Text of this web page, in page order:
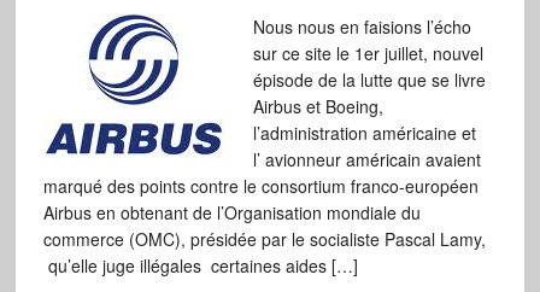
Nous nous en faisions l’écho
sur ce site le 1er juillet, nouvel
épisode de la lutte que se livre
Airbus et Boeing,
l’administration américaine et
l’ avionneur américain avaient
marqué des points contre le consortium franco-européen
Airbus en obtenant de l’Organisation mondiale du
commerce (OMC), présidée par le socialiste Pascal Lamy,
qu’elle juge illégales certaines aides […]